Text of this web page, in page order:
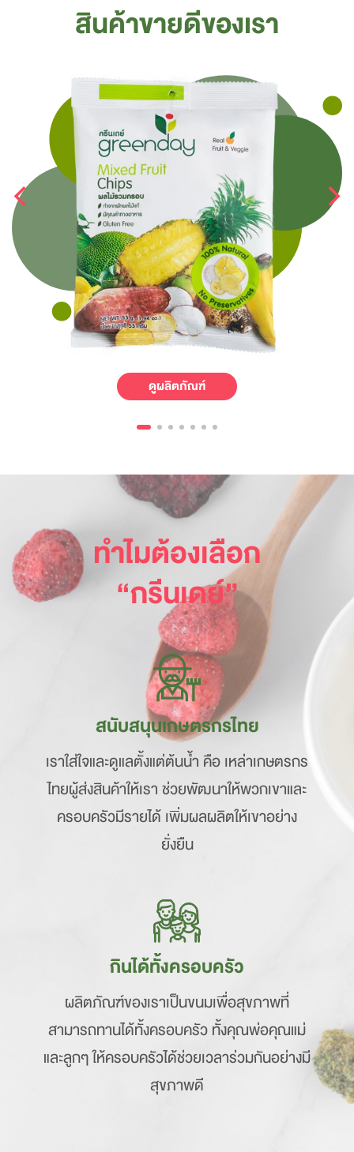
สินค้าขายดีของเรา
ดูผลิตภัณฑ์
ทำไมต้องเลือก
“กรีนเดย์”
สนับสนุนเกษตรกรไทย
เราใส่ใจและดูแลตั้งแต่ต้นน้ำ คือ เหล่าเกษตรกร
ไทยผู้ส่งสินค้าให้เรา ช่วยพัฒนาให้พวกเขาและ
ครอบครัวมีรายได้ เพิ่มผลผลิตให้เขาอย่าง
ยั่งยืน
กินได้ทั้งครอบครัว
ผลิตภัณฑ์ของเราเป็นขนมเพื่อสุขภาพที่
สามารถทานได้ทั้งครอบครัว ทั้งคุณพ่อคุณแม่
และลูกๆ ให้ครอบครัวได้ช่วยเวลาร่วมกันอย่างมี
สุขภาพดี